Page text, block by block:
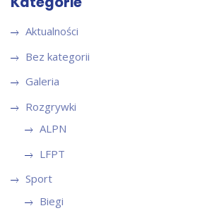
Aktualności
Bez kategorii
Galeria
Rozgrywki
ALPN
LFPT
Sport
Biegi